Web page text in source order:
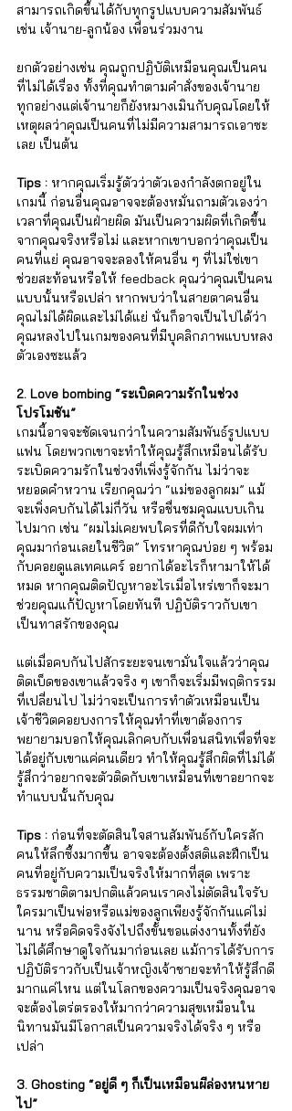
สามารถเกิดขึ้นได้กับทุกรูปแบบความสัมพันธ์
เช่น เจ้านาย-ลูกน้อง เพื่อนร่วมงาน
ยกตัวอย่างเช่น คุณถูกปฏิบัติเหมือนคุณเป็นคน
ที่ไม่ได้เรื่อง ทั้งที่คุณทำตามคำสั่งของเจ้านาย
ทุกอย่างแต่เจ้านายก็ยังหมางเมินกับคุณโดยให้
เหตุผลว่าคุณเป็นคนที่ไม่มีความสามารถเอาซะ
เลย เป็นต้น
Tips : หากคุณเริ่มรู้ตัวว่าตัวเองกำลังตกอยู่ใน
เกมนี้ ก่อนอื่นคุณอาจจะต้องหมั่นถามตัวเองว่า
เวลาที่คุณเป็นฝ่ายผิด มันเป็นความผิดที่เกิดขึ้น
จากคุณจริงหรือไม่ และหากเขาบอกว่าคุณเป็น
คนที่แย่ คุณอาจจะลองให้คนอื่น ๆ ที่ไม่ใช่เขา
ช่วยสะท้อนหรือให้ feedback คุณว่าคุณเป็นคน
แบบนั้นหรือเปล่า หากพบว่าในสายตาคนอื่น
คุณไม่ได้ผิดและไม่ได้แย่ นั่นก็อาจเป็นไปได้ว่า
คุณหลงไปในเกมของคนที่มีบุคลิกภาพแบบหลง
ตัวเองซะแล้ว
2. Love bombing “ระเบิดความรักในช่วง
โปรโมชัน”
เกมนี้อาจจะชัดเจนกว่าในความสัมพันธ์รูปแบบ
แฟน โดยพวกเขาจะทำให้คุณรู้สึกเหมือนได้รับ
ระเบิดความรักในช่วงที่เพิ่งรู้จักกัน ไม่ว่าจะ
หยอดคำหวาน เรียกคุณว่า “แม่ของลูกผม” แม้
จะเพิ่งคบกันได้ไม่กี่วัน หรือชื่นชมคุณแบบเกิน
ไปมาก เช่น “ผมไม่เคยพบใครที่ดีกับใจผมเท่า
คุณมาก่อนเลยในชีวิต” โทรหาคุณบ่อย ๆ พร้อม
กับคอยดูแลเทคแคร์ อยากได้อะไรก็หามาให้ได้
หมด หากคุณติดปัญหาอะไรเมื่อไหร่เขาก็จะมา
ช่วยคุณแก้ปัญหาโดยทันที ปฏิบัติราวกับเขา
เป็นทาสรักของคุณ
แต่เมื่อคบกันไปสักระยะจนเขามั่นใจแล้วว่าคุณ
ติดเบ็ดของเขาแล้วจริง ๆ เขาก็จะเริ่มมีพฤติกรรม
ที่เปลี่ยนไป ไม่ว่าจะเป็นการทำตัวเหมือนเป็น
เจ้าชีวิตคอยบงการให้คุณทำที่เขาต้องการ
พยายามบอกให้คุณเลิกคบกับเพื่อนสนิทเพื่อที่จะ
ได้อยู่กับเขาแค่คนเดียว ทำให้คุณรู้สึกผิดที่ไม่ได้
รู้สึกว่าอยากจะตัวติดกับเขาเหมือนที่เขาอยากจะ
ทำแบบนั้นกับคุณ
Tips : ก่อนที่จะตัดสินใจสานสัมพันธ์กับใครสัก
คนให้ลึกซึ้งมากขึ้น อาจจะต้องตั้งสติและฝึกเป็น
คนที่อยู่กับความเป็นจริงให้มากที่สุด เพราะ
ธรรมชาติตามปกติแล้วคนเราคงไม่ตัดสินใจรับ
ใครมาเป็นพ่อหรือแม่ของลูกเพียงรู้จักกันแค่ไม่
นาน หรือคิดจริงจังไปถึงขั้นขอแต่งงานทั้งที่ยัง
ไม่ได้ศึกษาดูใจกันมาก่อนเลย แม้การได้รับการ
ปฏิบัติราวกับเป็นเจ้าหญิงเจ้าชายจะทำให้รู้สึกดี
มากแค่ไหน แต่ในโลกของความเป็นจริงคุณอาจ
จะต้องไตร่ตรองให้มากว่าความสุขเหมือนใน
นิทานมันมีโอกาสเป็นความจริงได้จริง ๆ หรือ
เปล่า
3. Ghosting “อยู่ดี ๆ ก็เป็นเหมือนผีล่องหนหาย
ไป”